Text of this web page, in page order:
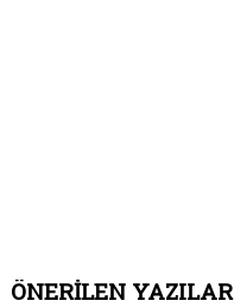
ÖNERİLEN YAZILAR